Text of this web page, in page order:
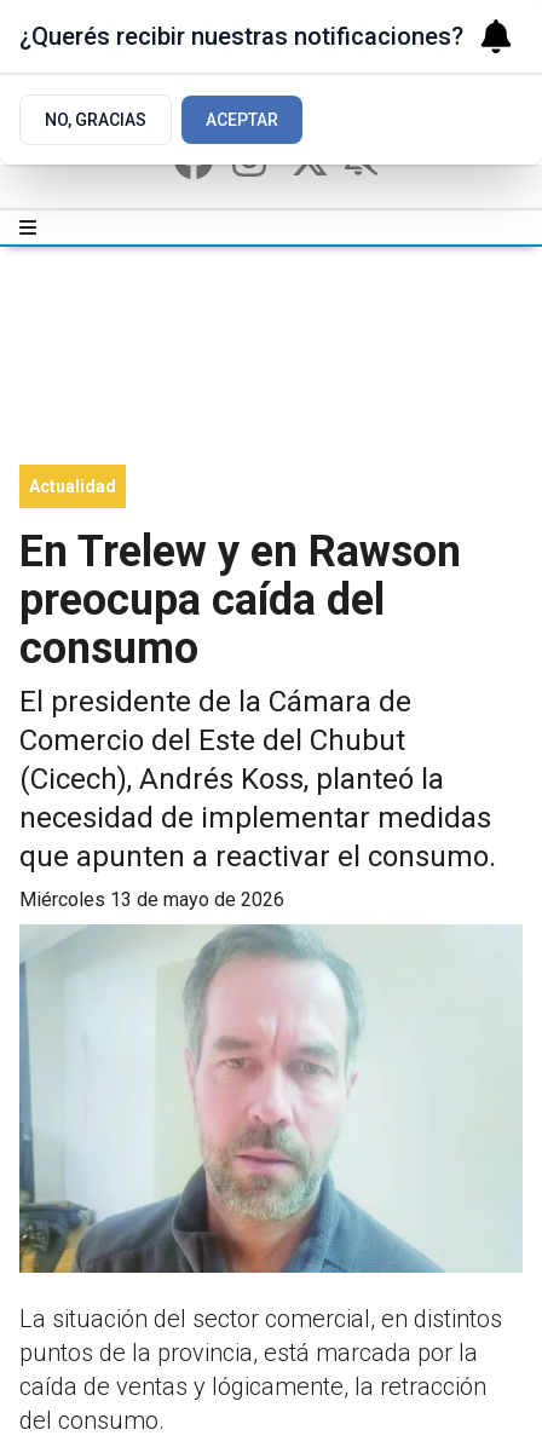
Actualidad
En Trelew y en Rawson
preocupa caída del
consumo
El presidente de la Cámara de
Comercio del Este del Chubut
(Cicech), Andrés Koss, planteó la
necesidad de implementar medidas
que apunten a reactivar el consumo.
miércoles 13 de mayo de 2026
La situación del sector comercial, en distintos
puntos de la provincia, está marcada por la
caída de ventas y lógicamente, la retracción
del consumo.
¿Querés recibir nuestras notificaciones?
NO, GRACIAS ACEPTAR